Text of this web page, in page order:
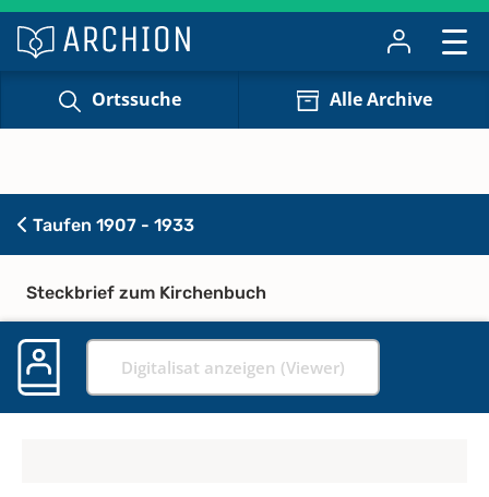
Ortssuche Alle Archive
Taufen 1907 - 1933
Steckbrief zum Kirchenbuch
Digitalisat anzeigen (Viewer)